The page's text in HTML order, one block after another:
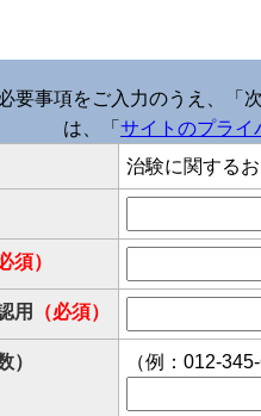
要事項をご入力のうえ、「
は、「 サイトのプライ
治験に関する
須）
用 （必須）
） （例：012-